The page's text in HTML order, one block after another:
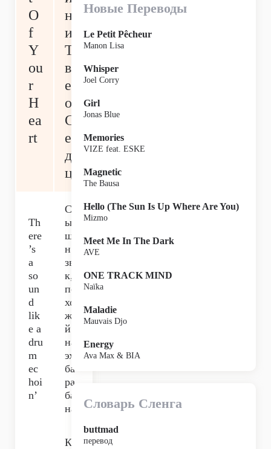
O
f
Y
ou
r
H
ea
rt
н
ия
Т
во
ег
о
С
ер
д
ца
Th
ere
’s
a
so
un
d
lik
e a
dru
m
ec
hoi
n’
Сл
ы
ше
н
зву
к,
по
хо
жи
й
на
эхо
ба
ра
ба
на,
Ко
Новые Переводы
Le Petit Pêcheur
Manon Lisa
Whisper
Joel Corry
Girl
Jonas Blue
Memories
VIZE feat. ESKE
Magnetic
The Bausa
Hello (The Sun Is Up Where Are You)
Mizmo
Meet Me In The Dark
AVE
ONE TRACK MIND
Naïka
Maladie
Mauvais Djo
Energy
Ava Max & BIA
Словарь Сленга
buttmad
перевод